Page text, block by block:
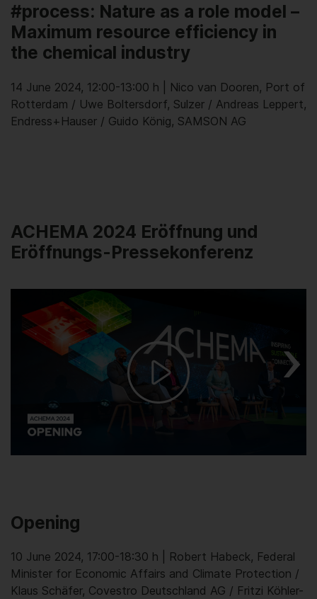
#process: Nature as a role model –
Maximum resource efficiency in
the chemical industry
14 June 2024, 12:00-13:00 h | Nico van Dooren, Port of
Rotterdam / Uwe Boltersdorf, Sulzer / Andreas Leppert,
Endress+Hauser / Guido König, SAMSON AG
ACHEMA 2024 Eröffnung und
Eröffnungs-Pressekonferenz
Play
Opening
10 June 2024, 17:00-18:30 h | Robert Habeck, Federal
Minister for Economic Affairs and Climate Protection /
Klaus Schäfer, Covestro Deutschland AG / Fritzi Köhler-